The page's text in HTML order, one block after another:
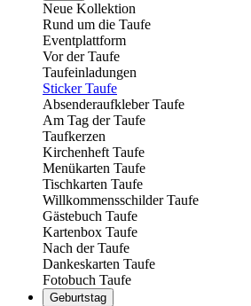
Neue Kollektion
Rund um die Taufe
Eventplattform
Vor der Taufe
Taufeinladungen
Sticker Taufe
Absenderaufkleber Taufe
Am Tag der Taufe
Taufkerzen
Kirchenheft Taufe
Menükarten Taufe
Tischkarten Taufe
Willkommensschilder Taufe
Gästebuch Taufe
Kartenbox Taufe
Nach der Taufe
Dankeskarten Taufe
Fotobuch Taufe
Geburtstag